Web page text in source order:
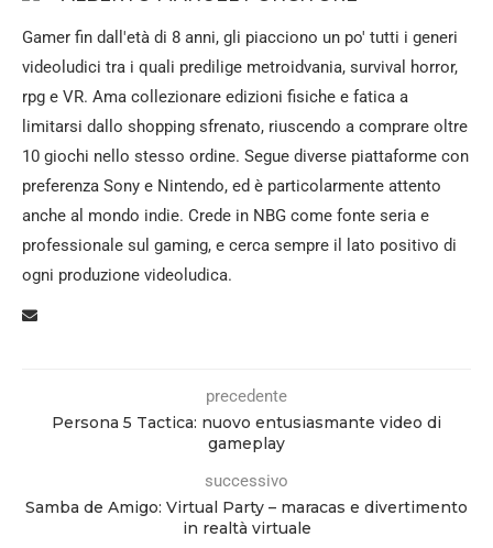
Gamer fin dall'età di 8 anni, gli piacciono un po' tutti i generi
videoludici tra i quali predilige metroidvania, survival horror,
rpg e VR. Ama collezionare edizioni fisiche e fatica a
limitarsi dallo shopping sfrenato, riuscendo a comprare oltre
10 giochi nello stesso ordine. Segue diverse piattaforme con
preferenza Sony e Nintendo, ed è particolarmente attento
anche al mondo indie. Crede in NBG come fonte seria e
professionale sul gaming, e cerca sempre il lato positivo di
ogni produzione videoludica.
precedente
Persona 5 Tactica: nuovo entusiasmante video di
gameplay
successivo
Samba de Amigo: Virtual Party – maracas e divertimento
in realtà virtuale